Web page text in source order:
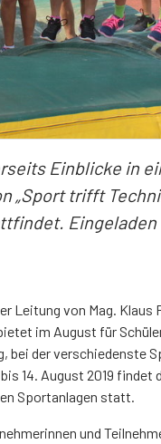
Einblicke in
trifft
Leitung von Mag. Klaus
im August für
bei der verschiedenste
14. August 2019
Sportanlagen statt.
und